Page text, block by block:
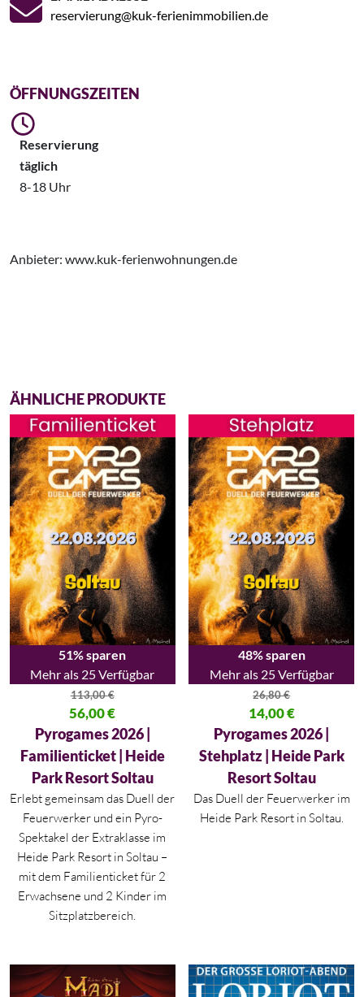
reservierung@kuk-ferienimmobilien.de
ÖFFNUNGSZEITEN
Reservierung
täglich
8-18 Uhr
Anbieter: www.kuk-ferienwohnungen.de
ÄHNLICHE PRODUKTE
51% sparen
Mehr als 25 Verfügbar
113,00€
Ursprünglicher Preis war: 113,00 €
56,00€
Aktueller Preis ist: 56,00 €.
Pyrogames 2026 |
Familienticket | Heide
Park Resort Soltau
Erlebt gemeinsam das Duell der
Feuerwerker und ein Pyro-
Spektakel der Extraklasse im
Heide Park Resort in Soltau –
mit dem Familienticket für 2
Erwachsene und 2 Kinder im
Sitzplatzbereich.
48% sparen
Mehr als 25 Verfügbar
26,80€
Ursprünglicher Preis war:
14,00€
Aktueller Preis ist: 14,00 €.
Pyrogames 2026 |
Stehplatz | Heide Park
Resort Soltau
Das Duell der Feuerwerker im
Heide Park Resort in Soltau.